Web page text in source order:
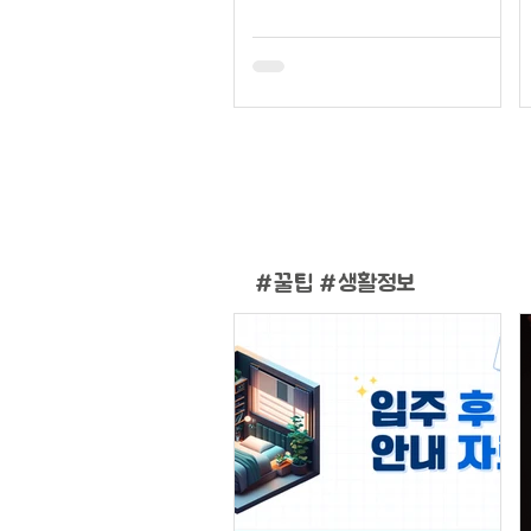
#꿀팁 #생활정보